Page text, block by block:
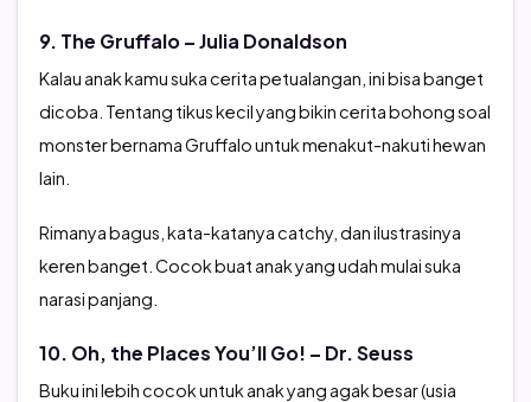
9. The Gruffalo – Julia Donaldson
Kalau anak kamu suka cerita petualangan, ini bisa banget
dicoba. Tentang tikus kecil yang bikin cerita bohong soal
monster bernama Gruffalo untuk menakut-nakuti hewan
lain.
Rimanya bagus, kata-katanya catchy, dan ilustrasinya
keren banget. Cocok buat anak yang udah mulai suka
narasi panjang.
10. Oh, the Places You’ll Go! – Dr. Seuss
Buku ini lebih cocok untuk anak yang agak besar (usia